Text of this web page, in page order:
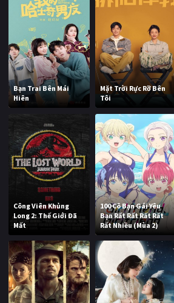
Bạn Trai Bên Mái
Hiên
Mặt Trời Rực Rỡ Bên
Tôi
Công Viên Khủng
Long 2: Thế Giới Đã
Mất
100 Cô Bạn Gái Yêu
Bạn Rất Rất Rất Rất
Rất Nhiều (Mùa 2)